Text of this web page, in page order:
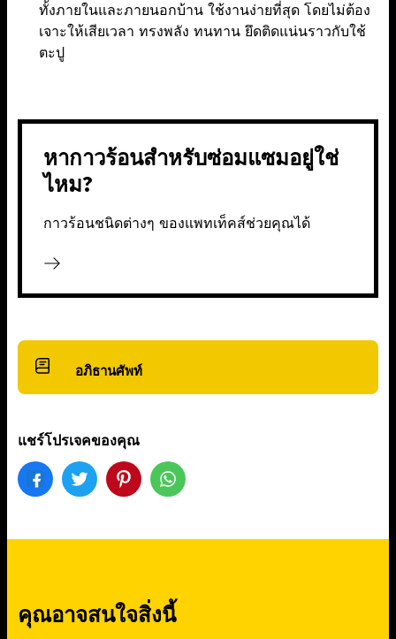
ทั้งภายในและภายนอกบ้าน ใช้งานง่ายที่สุด โดยไม่ต้อง
เจาะให้เสียเวลา ทรงพลัง ทนทาน ยึดติดแน่นราวกับใช้
ตะปู
หากาวร้อนสำหรับซ่อมแซมอยู่ใช่
ไหม?
กาวร้อนชนิดต่างๆ ของแพทเท็คส์ช่วยคุณได้
อภิธานศัพท์
แชร์โปรเจคของคุณ
คุณอาจสนใจสิ่งนี้